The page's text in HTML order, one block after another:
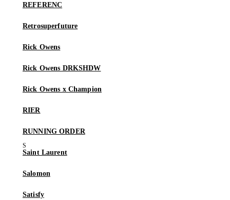
REFERENC
Retrosuperfuture
Rick Owens
Rick Owens DRKSHDW
Rick Owens x Champion
RIER
RUNNING ORDER
Saint Laurent
Salomon
Satisfy